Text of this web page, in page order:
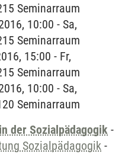
Seminarraum
10:00 - Sa,
Seminarraum
15:00 - Fr,
Seminarraum
10:00 - Sa,
Seminarraum
der Sozialpädagogik -
Sozialpädagogik -